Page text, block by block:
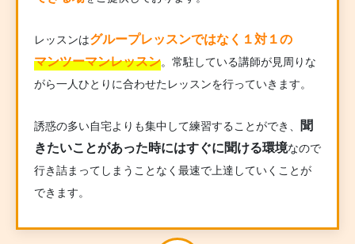
レッスンはグループレッスンではなく１対１の
マンツーマンレッスン。常駐している講師が見周りな
がら一人ひとりに合わせたレッスンを行っていきます。
誘惑の多い自宅よりも集中して練習することができ、
聞
きたいことがあった時にはすぐに聞ける環境なので
行き詰まってしまうことなく最速で上達していくことが
できます。